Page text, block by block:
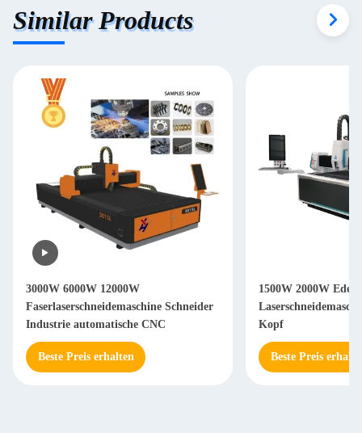
Similar Products
3000W 6000W 12000W
Faserlaserschneidemaschine Schneider
Industrie automatische CNC
Beste Preis erhalten
1500W 2000W
Kopf
Beste Preis